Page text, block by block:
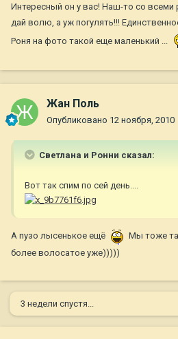
Интересный он у вас! Наш-то со всеми
дай волю, а уж погулять!!!
Роня на фото такой еще маленький ...
Жан Поль
Опубликовано 12 ноября, 2010
Светлана и Ронни сказал:
Вот так спим по сей день....
А пузо лысенькое ещё
Мы тоже
более волосатое уже)))))
3 недели спустя...